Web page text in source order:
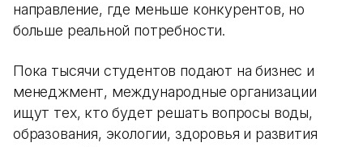
направление, где меньше конкурентов, но
больше реальной потребности.
Пока тысячи студентов подают на бизнес и
менеджмент, международные организации
ищут тех, кто будет решать вопросы воды,
образования, экологии, здоровья и развития